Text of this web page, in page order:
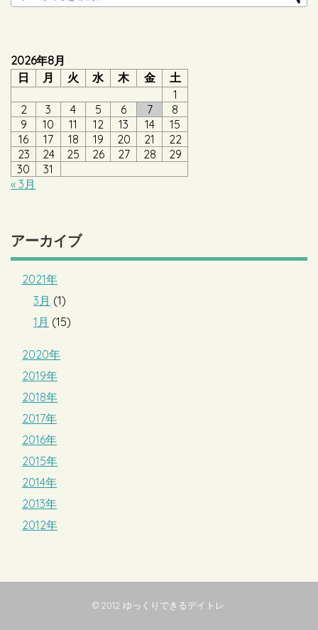
2026年8月
日
月 火 水 木 金
土
1
2
3 4 5 6 7
8
9
10 11 12 13 14
15
16
17 18 19 20 21
22
23
24 25 26 27 28
29
30
31
« 3月
アーカイブ
2021年
3月 (1)
1月 (15)
2020年
2019年
2018年
2017年
2016年
2015年
2014年
2013年
2012年
© 2012 ゆっくりできるデイトレ